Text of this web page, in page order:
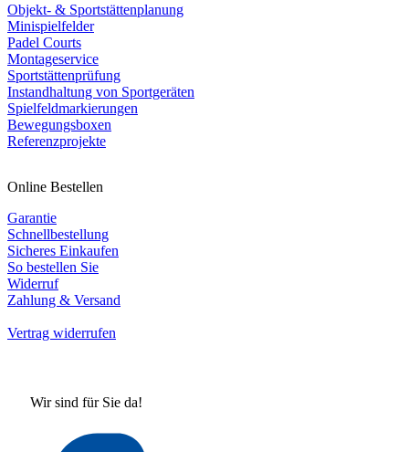
Objekt- & Sportstättenplanung
Minispielfelder
Padel Courts
Montageservice
Sportstättenprüfung
Instandhaltung von Sportgeräten
Spielfeldmarkierungen
Bewegungsboxen
Referenzprojekte
Online Bestellen
Garantie
Schnellbestellung
Sicheres Einkaufen
So bestellen Sie
Widerruf
Zahlung & Versand
Vertrag widerrufen
Wir sind für Sie da!